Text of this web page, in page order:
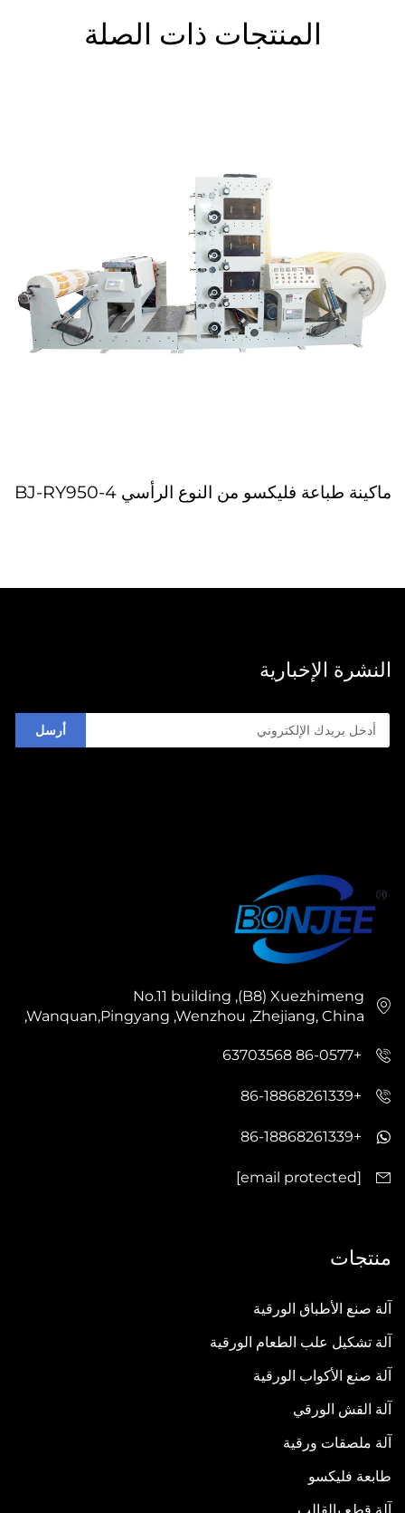
المنتجات ذات الصلة
ماكينة طباعة فليكسو من النوع الرأسي BJ-RY950-4
النشرة الإخبارية
أرسل
No.11 building ,(B8) Xuezhimeng
,Wanquan,Pingyang ,Wenzhou ,Zhejiang, China
+86-0577 63703568
+86-18868261339
+86-18868261339
[email protected]
منتجات
آلة صنع الأطباق الورقية
آلة تشكيل علب الطعام الورقية
آلة صنع الأكواب الورقية
آلة القش الورقي
آلة ملصقات ورقية
طابعة فليكسو
آلة قطع بالقالب